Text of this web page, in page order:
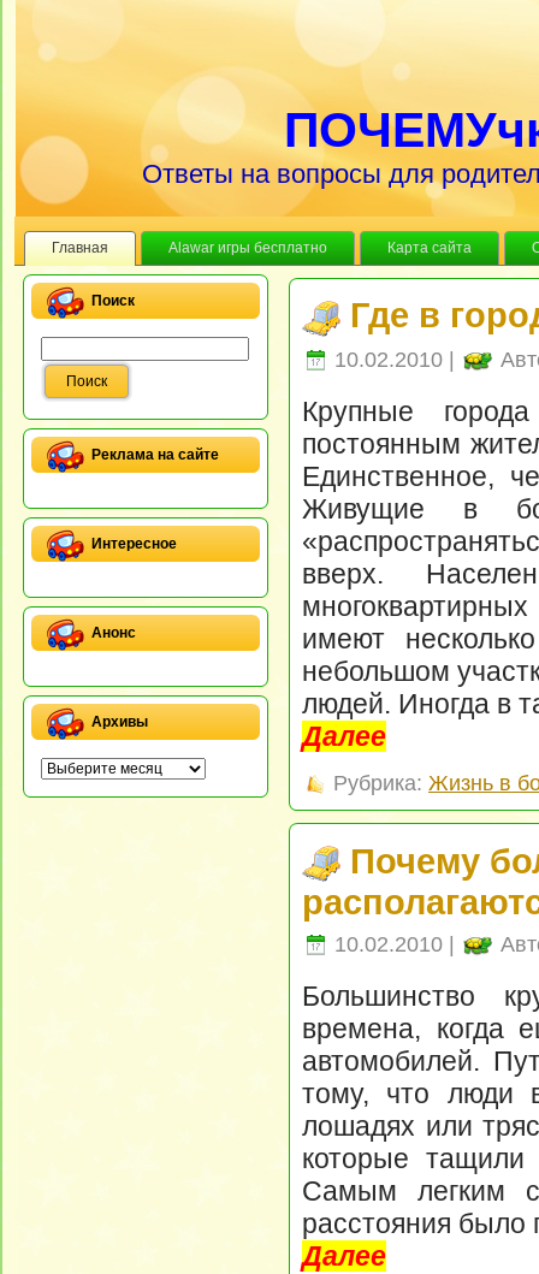
Ответы на вопросы для
Главная Alawar игры бесплатно Карта сайта
Поиск
Реклама на сайте
Интересное
Анонс
Архивы
Где в
10.02.2010 |
Крупные
постоянным
Единственное,
Живущие в
вверх.
имеют
небольшом
людей. Иногда в
Далее
Рубрика: Жизнь в
Почему
10.02.2010 |
Большинство
времена, когда
автомобилей.
тому, что люди
лошадях или
которые
Самым легким
расстояния было
Далее